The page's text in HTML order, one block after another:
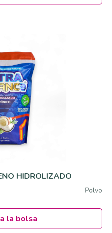
HIDROLIZADO
Polvo
la bolsa